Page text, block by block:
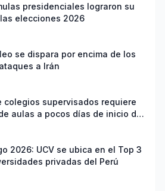
presidenciales lograron su
elecciones 2026
se dispara por encima de los
a Irán
colegios supervisados requiere
aulas a pocos días de inicio del
2026: UCV se ubica en el Top 3
privadas del Perú